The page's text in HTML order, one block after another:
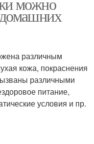
различным
кожа, покраснения
различными
питание,
условия и пр.